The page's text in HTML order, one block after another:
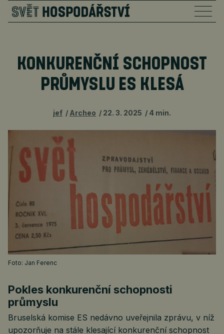
KONKURENČNÍ SCHOPNOST
PRŮMYSLU ES KLESÁ
jef Archeo 22. 3. 2025 4 min.
Foto: Jan Ferenc
Pokles konkurenční schopnosti
průmyslu
Bruselská komise ES nedávno uveřejnila zprávu, v níž
upozorňuje na stále klesající konkurenční schopnost